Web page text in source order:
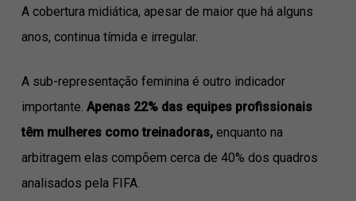
A cobertura midiática, apesar de maior que há alguns
anos, continua tímida e irregular.
A sub-representação feminina é outro indicador
importante. Apenas 22% das equipes profissionais
têm mulheres como treinadoras,enquanto na
arbitragem elas compõem cerca de 40% dos quadros
analisados pela FIFA.